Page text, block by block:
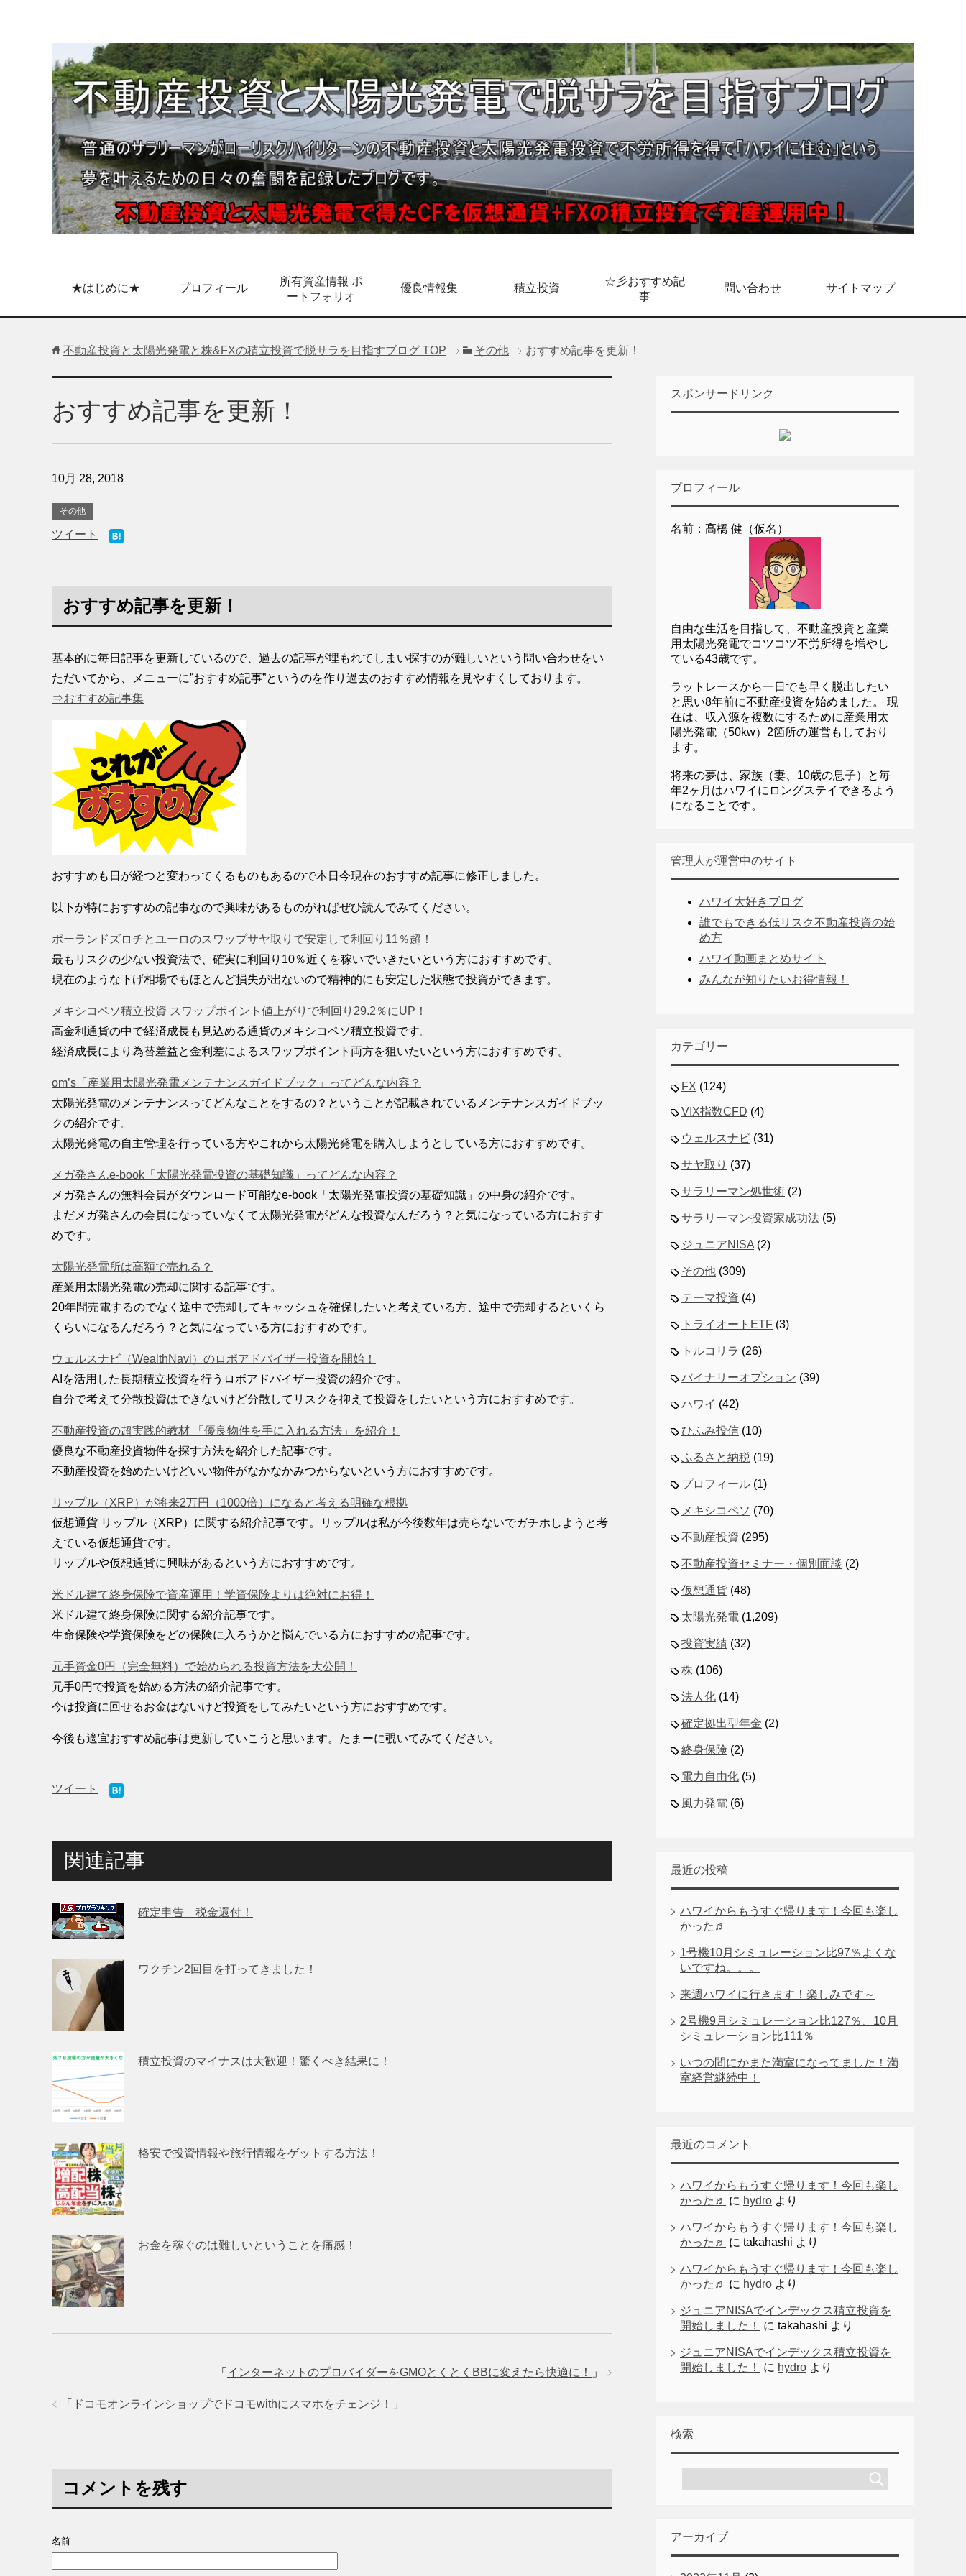
★はじめに★ プロフィール
所有資産情報 ポ
ートフォリオ
優良情報集 積立投資
☆彡おすすめ記
事
問い合わせ サイトマップ
不動産投資と太陽光発電と株&FXの積立投資で脱サラを目指すブログ TOP その他 おすすめ記事を更新！
おすすめ記事を更新！
10月 28, 2018
その他
ツイート
おすすめ記事を更新！
基本的に毎日記事を更新しているので、過去の記事が埋もれてしまい探すのが難しいという問い合わせをい
ただいてから、メニューに”おすすめ記事”というのを作り過去のおすすめ情報を見やすくしております。
⇒おすすめ記事集
おすすめも日が経つと変わってくるものもあるので本日今現在のおすすめ記事に修正しました。
以下が特におすすめの記事なので興味があるものがればぜひ読んでみてください。
ポーランドズロチとユーロのスワップサヤ取りで安定して利回り11％超！
最もリスクの少ない投資法で、確実に利回り10％近くを稼いでいきたいという方におすすめです。
現在のような下げ相場でもほとんど損失が出ないので精神的にも安定した状態で投資ができます。
メキシコペソ積立投資 スワップポイント値上がりで利回り29.2％にUP！
高金利通貨の中で経済成長も見込める通貨のメキシコペソ積立投資です。
経済成長により為替差益と金利差によるスワップポイント両方を狙いたいという方におすすめです。
om’s「産業用太陽光発電メンテナンスガイドブック」ってどんな内容？
太陽光発電のメンテナンスってどんなことをするの？ということが記載されているメンテナンスガイドブッ
クの紹介です。
太陽光発電の自主管理を行っている方やこれから太陽光発電を購入しようとしている方におすすめです。
メガ発さんe-book「太陽光発電投資の基礎知識」ってどんな内容？
メガ発さんの無料会員がダウンロード可能なe-book「太陽光発電投資の基礎知識」の中身の紹介です。
まだメガ発さんの会員になっていなくて太陽光発電がどんな投資なんだろう？と気になっている方におすす
めです。
太陽光発電所は高額で売れる？
産業用太陽光発電の売却に関する記事です。
20年間売電するのでなく途中で売却してキャッシュを確保したいと考えている方、途中で売却するといくら
くらいになるんだろう？と気になっている方におすすめです。
ウェルスナビ（WealthNavi）のロボアドバイザー投資を開始！
AIを活用した長期積立投資を行うロボアドバイザー投資の紹介です。
自分で考えて分散投資はできないけど分散してリスクを抑えて投資をしたいという方におすすめです。
不動産投資の超実践的教材 「優良物件を手に入れる方法」を紹介！
優良な不動産投資物件を探す方法を紹介した記事です。
不動産投資を始めたいけどいい物件がなかなかみつからないという方におすすめです。
リップル（XRP）が将来2万円（1000倍）になると考える明確な根拠
仮想通貨 リップル（XRP）に関する紹介記事です。リップルは私が今後数年は売らないでガチホしようと考
えている仮想通貨です。
リップルや仮想通貨に興味があるという方におすすめです。
米ドル建て終身保険で資産運用！学資保険よりは絶対にお得！
米ドル建て終身保険に関する紹介記事です。
生命保険や学資保険をどの保険に入ろうかと悩んでいる方におすすめの記事です。
元手資金0円（完全無料）で始められる投資方法を大公開！
元手0円で投資を始める方法の紹介記事です。
今は投資に回せるお金はないけど投資をしてみたいという方におすすめです。
今後も適宜おすすめ記事は更新していこうと思います。たまーに覗いてみてください。
ツイート
関連記事
確定申告 税金還付！
ワクチン2回目を打ってきました！
積立投資のマイナスは大歓迎！驚くべき結果に！
格安で投資情報や旅行情報をゲットする方法！
お金を稼ぐのは難しいということを痛感！
「 インターネットのプロバイダーをGMOとくとくBBに変えたら快適に！ 」
「 ドコモオンラインショップでドコモwithにスマホをチェンジ！ 」
コメントを残す
名前
スポンサードリンク
プロフィール
名前：高橋 健（仮名）
自由な生活を目指して、不動産投資と産業
用太陽光発電でコツコツ不労所得を増やし
ている43歳です。
ラットレースから一日でも早く脱出したい
と思い8年前に不動産投資を始めました。 現
在は、収入源を複数にするために産業用太
陽光発電（50kw）2箇所の運営もしており
ます。
将来の夢は、家族（妻、10歳の息子）と毎
年2ヶ月はハワイにロングステイできるよう
になることです。
管理人が運営中のサイト
ハワイ大好きブログ
誰でもできる低リスク不動産投資の始
め方
ハワイ動画まとめサイト
みんなが知りたいお得情報！
カテゴリー
FX (124)
VIX指数CFD (4)
ウェルスナビ (31)
サヤ取り (37)
サラリーマン処世術 (2)
サラリーマン投資家成功法 (5)
ジュニアNISA (2)
その他 (309)
テーマ投資 (4)
トライオートETF (3)
トルコリラ (26)
バイナリーオプション (39)
ハワイ (42)
ひふみ投信 (10)
ふるさと納税 (19)
プロフィール (1)
メキシコペソ (70)
不動産投資 (295)
不動産投資セミナー・個別面談 (2)
仮想通貨 (48)
太陽光発電 (1,209)
投資実績 (32)
株 (106)
法人化 (14)
確定拠出型年金 (2)
終身保険 (2)
電力自由化 (5)
風力発電 (6)
最近の投稿
ハワイからもうすぐ帰ります！今回も楽し
かった♬
1号機10月シミュレーション比97％よくな
いですね。。。
来週ハワイに行きます！楽しみです～
2号機9月シミュレーション比127％、10月
シミュレーション比111％
いつの間にかまた満室になってました！満
室経営継続中！
最近のコメント
ハワイからもうすぐ帰ります！今回も楽し
かった♬
に hydro より
ハワイからもうすぐ帰ります！今回も楽し
かった♬
に takahashi より
ハワイからもうすぐ帰ります！今回も楽し
かった♬
に hydro より
ジュニアNISAでインデックス積立投資を
開始しました！
に takahashi より
ジュニアNISAでインデックス積立投資を
開始しました！
に hydro より
検索
アーカイブ